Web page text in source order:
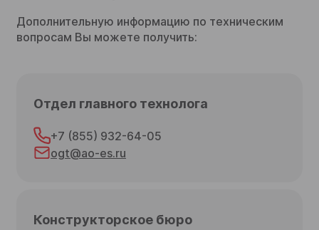
Дополнительную информацию по техническим
вопросам Вы можете получить:
Отдел главного технолога
+7 (855) 932-64-05
ogt@ao-es.ru
Конструкторское бюро